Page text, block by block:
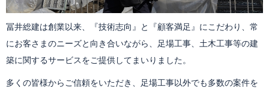
冨井総建は創業以来、『技術志向』と『顧客満足』にこだわり、常
にお客さまのニーズと向き合いながら、足場工事、土木工事等の建
築に関するサービスをご提供してまいりました。
多くの皆様からご信頼をいただき、足場工事以外でも多数の案件を